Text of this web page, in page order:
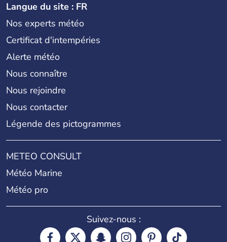
Langue du site : FR
Nos experts météo
Certificat d'intempéries
Alerte météo
Nous connaître
Nous rejoindre
Nous contacter
Légende des pictogrammes
METEO CONSULT
Météo Marine
Météo pro
Suivez-nous :